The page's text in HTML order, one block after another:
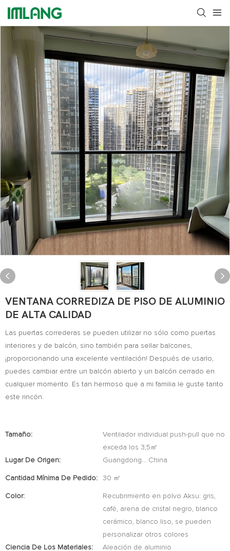
VENTANA CORREDIZA DE PISO DE ALUMINIO
DE ALTA CALIDAD
Las puertas correderas se pueden utilizar no sólo como puertas
interiores y de balcón, sino también para sellar balcones,
¡proporcionando una excelente ventilación! Después de usarlo,
puedes cambiar entre un balcón abierto y un balcón cerrado en
cualquier momento. Es tan hermoso que a mi familia le guste tanto
este rincón.
Tamaño:
Ventilador individual push-pull que no
exceda los 3,5㎡
Lugar De Origen:
Guangdong... China
Cantidad Mínima De Pedido: 30 ㎡
Color:
Recubrimiento en polvo Aksu: gris,
café, arena de cristal negro, blanco
cerámico, blanco liso, se pueden
personalizar otros colores
Ciencia De Los Materiales:
Aleación de aluminio